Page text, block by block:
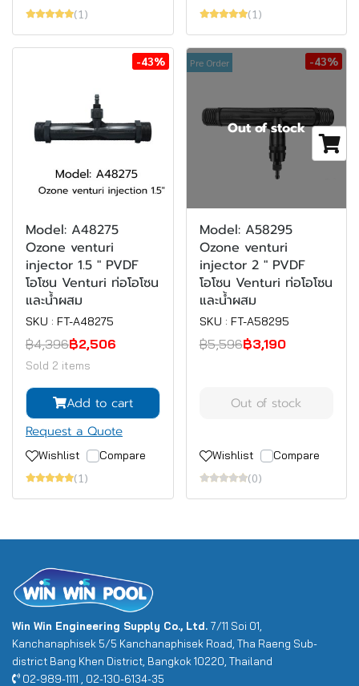
(1)
(1)
-43%
Model: A48275
Ozone venturi
injector 1.5 " PVDF
โอโซน Venturi ท่อโอโซน
และน้ำผสม
SKU : FT-A48275
฿4,396฿2,506
Sold 2 items
Add to cart
Request a Quote
Wishlist
Compare
(1)
Pre Order -43%
Out of stock
Model: A58295
Ozone venturi
injector 2 " PVDF
โอโซน Venturi ท่อโอโซน
และน้ำผสม
SKU : FT-A58295
฿5,596฿3,190
Out of stock
Wishlist
Compare
(0)
Win Win Engineering Supply Co., Ltd. 7/11 Soi 01,
Kanchanaphisek 5/5 Kanchanaphisek Road, Tha Raeng Sub-
district Bang Khen District, Bangkok 10220, Thailand
02-989-1111 , 02-130-6134-35